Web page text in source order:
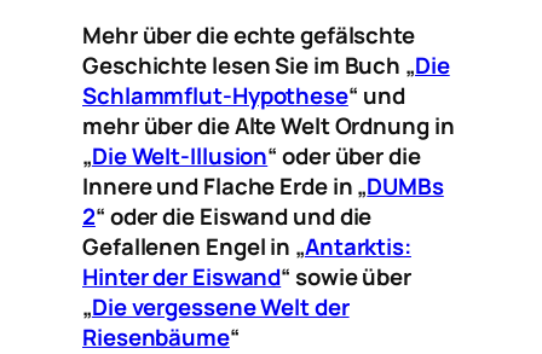
Mehr über die echte gefälschte
Geschichte lesen Sie im Buch „Die
Schlammflut-Hypothese“ und
mehr über die Alte Welt Ordnung in
„Die Welt-Illusion“ oder über die
Innere und Flache Erde in „DUMBs
2“ oder die Eiswand und die
Gefallenen Engel in „Antarktis:
Hinter der Eiswand“ sowie über
„Die vergessene Welt der
Riesenbäume“